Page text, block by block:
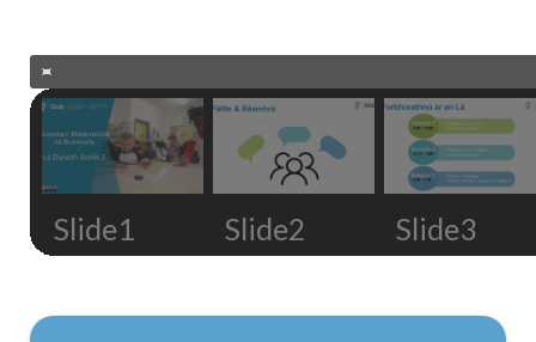
Slide1 Slide2 Slide3